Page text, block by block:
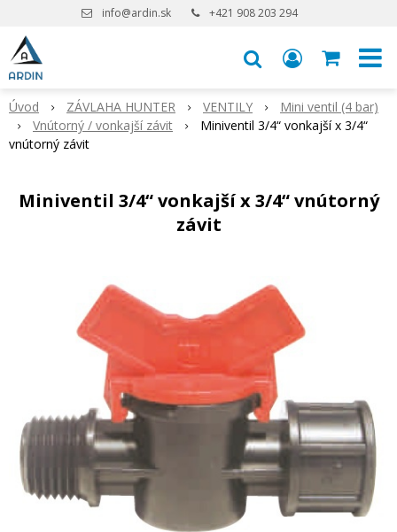
info@ardin.sk +421 908 203 294
Úvod ZÁVLAHA HUNTER VENTILY
Mini ventil (4 bar)
Vnútorný / vonkajší závit
Miniventil 3/4“ vonkajší x 3/4“
vnútorný závit
Miniventil 3/4“ vonkajší x 3/4“ vnútorný
závit